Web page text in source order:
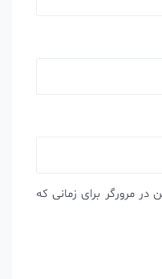
برای زمانی که